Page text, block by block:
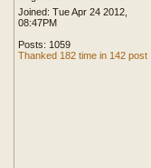
Joined: Tue Apr 24 2012,
08:47PM
Posts: 1059
Thanked 182 time in 142 post